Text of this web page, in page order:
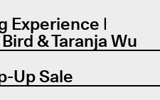
Experience |
& Taranja Wu
Up Sale